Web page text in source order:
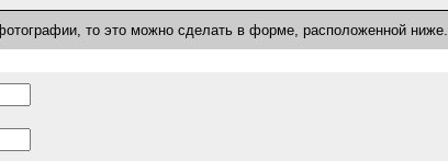
то это можно сделать в форме, расположенной ниже.